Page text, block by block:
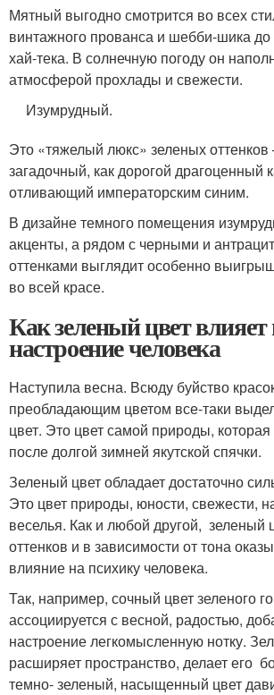
Мятный выгодно смотрится во всех
винтажного прованса и шебби-шика
хай-тека. В солнечную погоду он
атмосферой прохлады и свежести.
Изумрудный.
Это «тяжелый люкс» зеленых
загадочный, как дорогой драгоценный
отливающий императорским синим.
В дизайне темного помещения
акценты, а рядом с черными и
оттенками выглядит особенно
во всей красе.
Как зеленый цвет влияет
настроение человека
Наступила весна. Всюду буйство
преобладающим цветом все-таки
цвет. Это цвет самой природы,
после долгой зимней якутской спячки.
Зеленый цвет обладает достаточно
Это цвет природы, юности, свежести,
веселья. Как и любой другой, зеленый
оттенков и в зависимости от тона
влияние на психику человека.
Так, например, сочный цвет зеленого
ассоциируется с весной, радостью,
настроение легкомысленную нотку.
расширяет пространство, делает его
темно- зеленый, насыщенный цвет